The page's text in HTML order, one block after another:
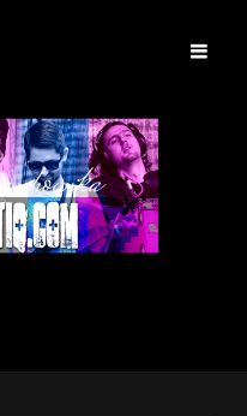
howska